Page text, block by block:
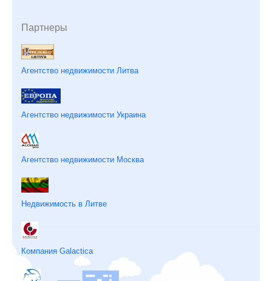
Партнеры
Агентство недвижимости Литва
Агентство недвижимости Украина
Агентство недвижимости Москва
Недвижимость в Литве
Компания Galactica